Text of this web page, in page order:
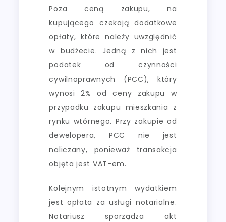
Poza ceną zakupu, na
kupującego czekają dodatkowe
opłaty, które należy uwzględnić
w budżecie. Jedną z nich jest
podatek od czynności
cywilnoprawnych (PCC), który
wynosi 2% od ceny zakupu w
przypadku zakupu mieszkania z
rynku wtórnego. Przy zakupie od
dewelopera, PCC nie jest
naliczany, ponieważ transakcja
objęta jest VAT-em.
Kolejnym istotnym wydatkiem
jest opłata za usługi notarialne.
Notariusz sporządza akt